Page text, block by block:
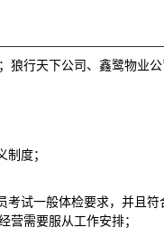
狼行天下公司、鑫鹭物业
度；
试一般体检要求，并且
营需要服从工作安排；